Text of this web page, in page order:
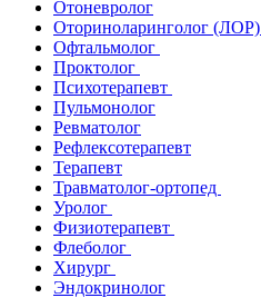
Отоневролог
Оториноларинголог (ЛОР)
Офтальмолог
Проктолог
Психотерапевт
Пульмонолог
Ревматолог
Рефлексотерапевт
Терапевт
Травматолог-ортопед
Уролог
Физиотерапевт
Флеболог
Хирург
Эндокринолог